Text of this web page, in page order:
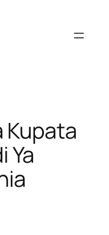
Kupata
Ya